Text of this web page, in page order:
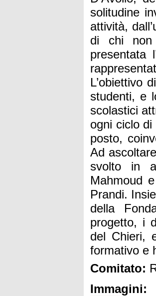
solitudine
attività,
di chi non
presentata
L’obiettivo
studenti, e
scolastici
ogni ciclo
posto,
Ad
svolto in
Mahmoud
Prandi.
della
progetto, i
del Chieri,
formativo e
Comitato:
Immagini: